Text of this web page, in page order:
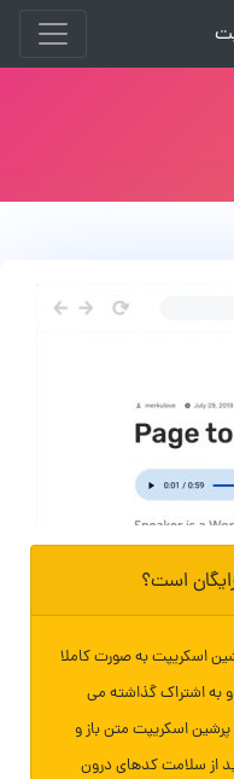
است؟
اسکریپت به صورت کاملا
به اشتراک گذاشته می
اسکریپت متن باز و
از سلامت کدهای درون